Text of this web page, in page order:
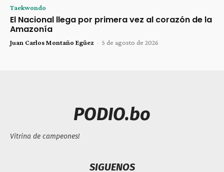
Taekwondo
El Nacional llega por primera vez al corazón de la
Amazonía
Juan Carlos Montaño Egüez - 5 de agosto de 2026
PODIO.bo
Vitrina de campeones!
SIGUENOS